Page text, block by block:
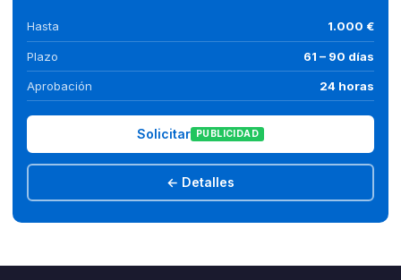
Hasta 1.000 €
Plazo 61 – 90 días
Aprobación 24 horas
Solicitar PUBLICIDAD
← Detalles